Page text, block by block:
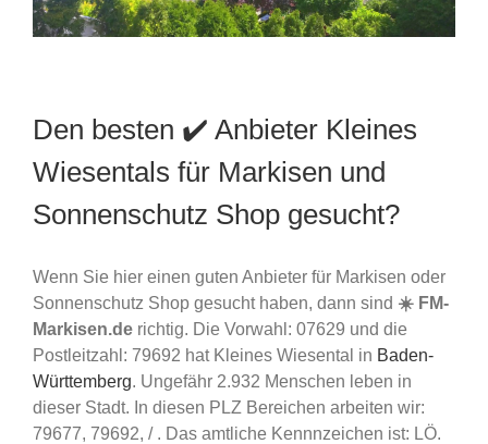
Den besten ✔️ Anbieter Kleines
Wiesentals für Markisen und
Sonnenschutz Shop gesucht?
Wenn Sie hier einen guten Anbieter für Markisen oder
Sonnenschutz Shop gesucht haben, dann sind ☀️ FM-
Markisen.de richtig. Die Vorwahl: 07629 und die
Postleitzahl: 79692 hat Kleines Wiesental in Baden-
Württemberg. Ungefähr 2.932 Menschen leben in
dieser Stadt. In diesen PLZ Bereichen arbeiten wir:
79677, 79692, / . Das amtliche Kennnzeichen ist: LÖ.